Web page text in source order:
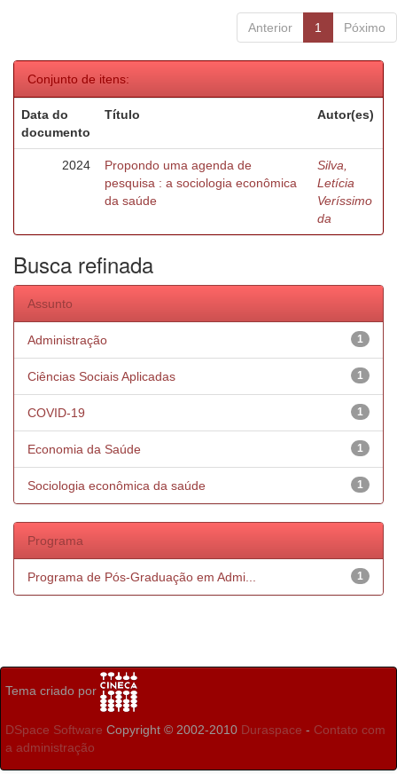
Anterior 1 Póximo
Conjunto de itens:
Data do
documento
Título Autor(es)
2024
Propondo uma agenda de
pesquisa : a sociologia econômica
da saúde
Silva,
Letícia
Veríssimo
da
Busca refinada
Assunto
1
Administração
1
Ciências Sociais Aplicadas
1
COVID-19
1
Economia da Saúde
1
Sociologia econômica da saúde
Programa
1
Programa de Pós-Graduação em Admi...
Tema criado por
DSpace Software Copyright © 2002-2010 Duraspace - Contato com
a administração